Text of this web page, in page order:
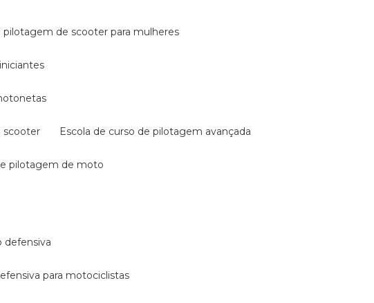
pilotagem de scooter para mulheres
scooter escola de curso de pilotagem avançada
pilotagem de moto
defensiva
para motociclistas